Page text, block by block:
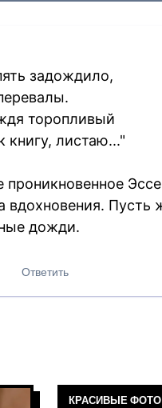
задождило,
торопливый
книгу, листаю..."
проникновенное
вдохновения. Пусть
дожди.
Ответить
КРАСИВЫЕ ФОТО